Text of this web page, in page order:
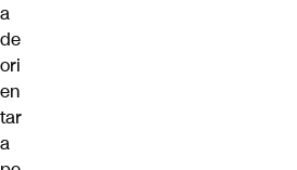
a
de
ori
en
tar
a